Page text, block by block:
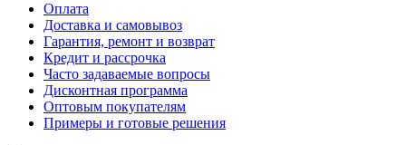
Оплата
Доставка и самовывоз
Гарантия, ремонт и возврат
Кредит и рассрочка
Часто задаваемые вопросы
Дисконтная программа
Оптовым покупателям
Примеры и готовые решения